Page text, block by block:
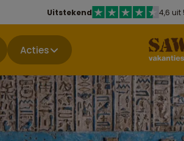
Uitstekend 4,6 uit
Acties